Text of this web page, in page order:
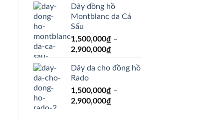
1,500,000₫
through
Dây đồng hồ
Montblanc da Cá
Sấu
1,500,000₫ –
2,900,000₫Price
1,500,000₫
2,900,000₫
Dây da cho đồng hồ
Rado
1,500,000₫ –
2,900,000₫Price